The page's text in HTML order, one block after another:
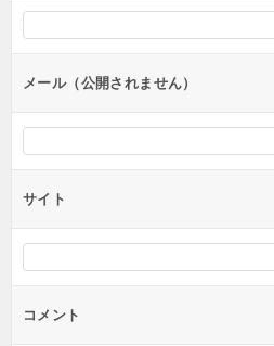
シ
ンメール（公開されません）
サイト
コメント